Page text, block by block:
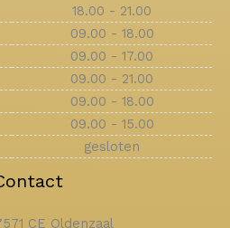
18.00 - 21.00
09.00 - 18.00
09.00 - 17.00
09.00 - 21.00
09.00 - 18.00
09.00 - 15.00
gesloten
CE Oldenzaal